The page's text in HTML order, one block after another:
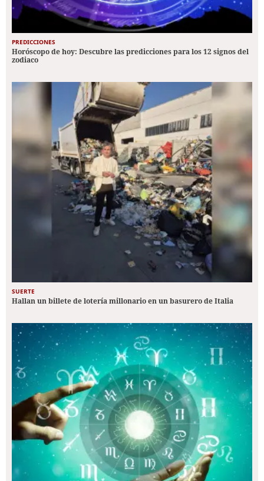
PREDICCIONES
Horóscopo de hoy: Descubre las predicciones para los 12 signos del
zodiaco
SUERTE
Hallan un billete de lotería millonario en un basurero de Italia